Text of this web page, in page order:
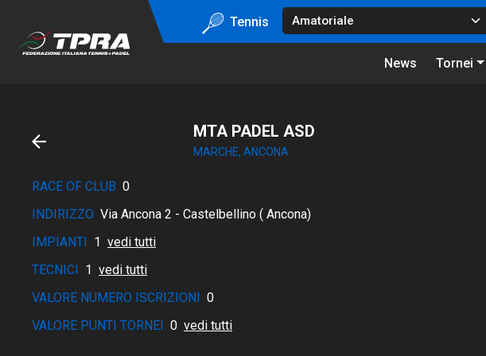
Tennis
News Tornei
MTA PADEL ASD
MARCHE, ANCONA
RACE OF CLUB 0
INDIRIZZO Via Ancona 2 - Castelbellino ( Ancona)
IMPIANTI 1 vedi tutti
TECNICI 1 vedi tutti
VALORE NUMERO ISCRIZIONI 0
VALORE PUNTI TORNEI 0 vedi tutti